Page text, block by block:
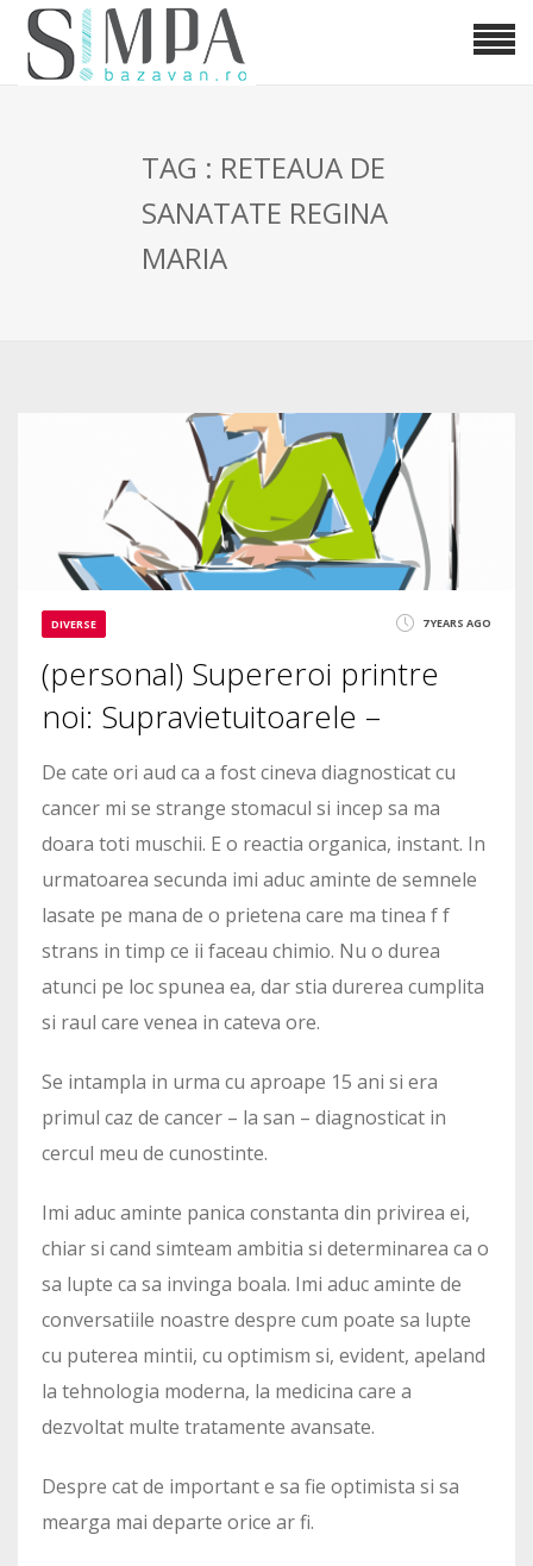
TAG : RETEAUA DE
SANATATE REGINA
MARIA
DIVERSE 7 YEARS AGO
(personal) Supereroi printre
noi: Supravietuitoarele –
De cate ori aud ca a fost cineva diagnosticat cu
cancer mi se strange stomacul si incep sa ma
doara toti muschii. E o reactia organica, instant. In
urmatoarea secunda imi aduc aminte de semnele
lasate pe mana de o prietena care ma tinea f f
strans in timp ce ii faceau chimio. Nu o durea
atunci pe loc spunea ea, dar stia durerea cumplita
si raul care venea in cateva ore.
Se intampla in urma cu aproape 15 ani si era
primul caz de cancer – la san – diagnosticat in
cercul meu de cunostinte.
Imi aduc aminte panica constanta din privirea ei,
chiar si cand simteam ambitia si determinarea ca o
sa lupte ca sa invinga boala. Imi aduc aminte de
conversatiile noastre despre cum poate sa lupte
cu puterea mintii, cu optimism si, evident, apeland
la tehnologia moderna, la medicina care a
dezvoltat multe tratamente avansate.
Despre cat de important e sa fie optimista si sa
mearga mai departe orice ar fi.